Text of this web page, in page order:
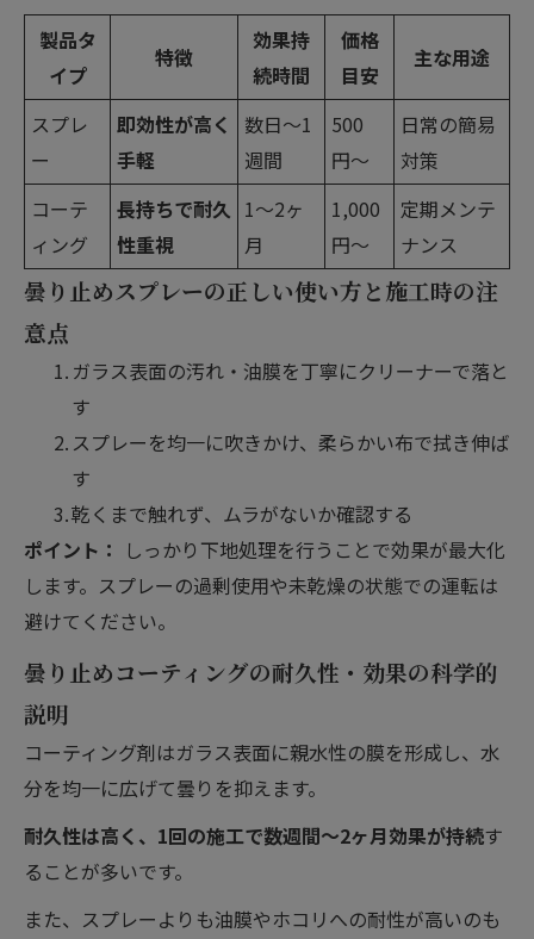
製品タ
イプ
特徴
効果持
続時間
価格
目安
主な用途
スプレ
ー
即効性が高く
手軽
数日〜1
週間
500
円〜
日常の簡易
対策
コーテ
ィング
長持ちで耐久
性重視
1〜2ヶ
月
1,000
円〜
定期メンテ
ナンス
曇り止めスプレーの正しい使い方と施工時の注
意点
ガラス表面の汚れ・油膜を丁寧にクリーナーで落と
す
スプレーを均一に吹きかけ、柔らかい布で拭き伸ば
す
乾くまで触れず、ムラがないか確認する
ポイント：
しっかり下地処理を行うことで効果が最大化
します。スプレーの過剰使用や未乾燥の状態での運転は
避けてください。
曇り止めコーティングの耐久性・効果の科学的
説明
コーティング剤はガラス表面に親水性の膜を形成し、水
分を均一に広げて曇りを抑えます。
耐久性は高く、1回の施工で数週間〜2ヶ月効果が持続す
ることが多いです。
また、スプレーよりも油膜やホコリへの耐性が高いのも